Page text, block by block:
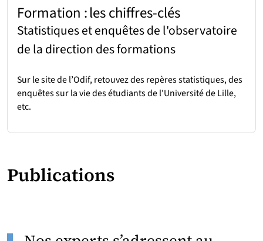
Formation : les chiffres-clés
Statistiques et enquêtes de l'observatoire
de la direction des formations
Sur le site de l’Odif, retouvez des repères statistiques, des
enquêtes sur la vie des étudiants de l'Université de Lille,
etc.
Publications